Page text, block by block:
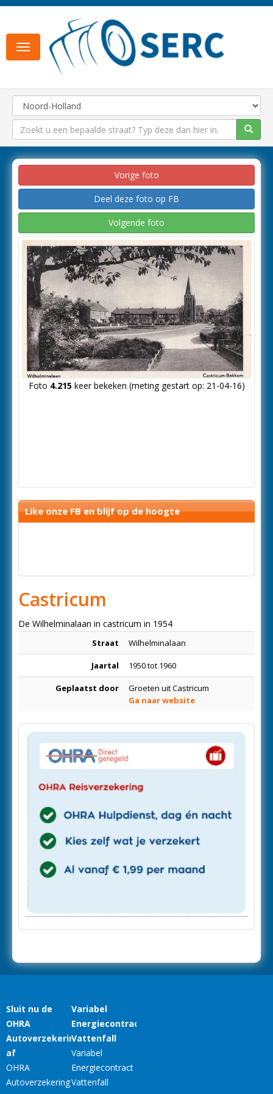
Toggle
navigation
Vorige foto
Deel deze foto op FB
Volgende foto
Foto 4.215keer bekeken (meting gestart op: 21-04-16)
Like onze FB en blijf op de hoogte
Castricum
De Wilhelminalaan in castricum in 1954
Straat Wilhelminalaan
Jaartal 1950 tot 1960
Geplaatst door
Groeten uit Castricum
Ga naar website